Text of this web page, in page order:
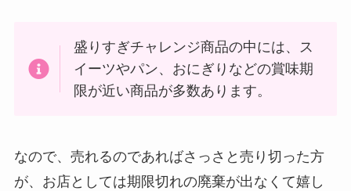
盛りすぎチャレンジ商品の中には、ス
イーツやパン、おにぎりなどの賞味期
限が近い商品が多数あります。
なので、売れるのであればさっさと売り切った方
が、お店としては期限切れの廃棄が出なくて嬉し